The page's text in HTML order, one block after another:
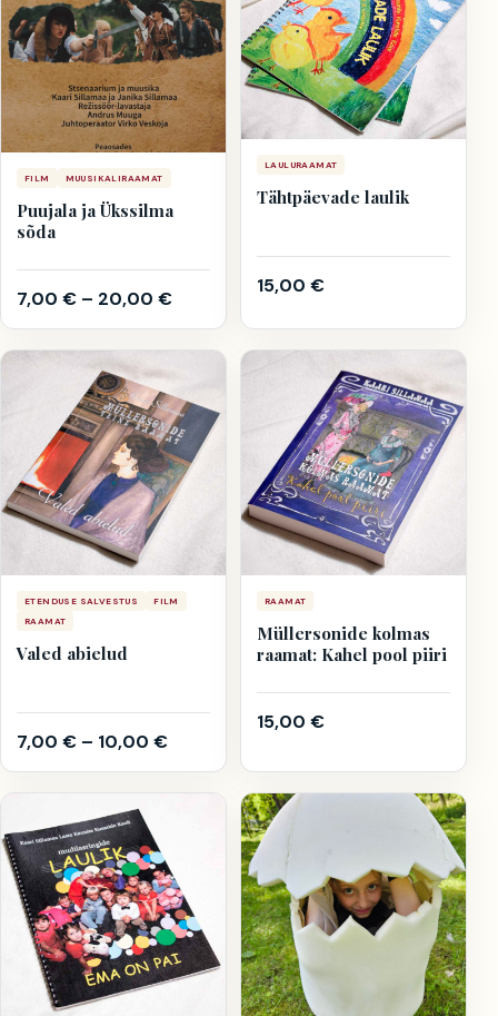
FILM MUUSIKALIRAAMAT
Puujala ja Ükssilma
sõda
7,00 € – 20,00 €
LAULURAAMAT
Tähtpäevade laulik
15,00 €
ETENDUSE SALVESTUS
FILM
RAAMAT
Valed abielud
7,00 € – 10,00 €
RAAMAT
Müllersonide kolmas
raamat: Kahel pool piiri
15,00 €